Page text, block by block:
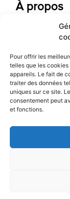
Pour offrir les
telles que les
appareils. Le fait de
traiter des données
uniques sur ce site.
consentement peut
et fonctions.
À propos
Contactez-nous
Qui sommes-
Blog